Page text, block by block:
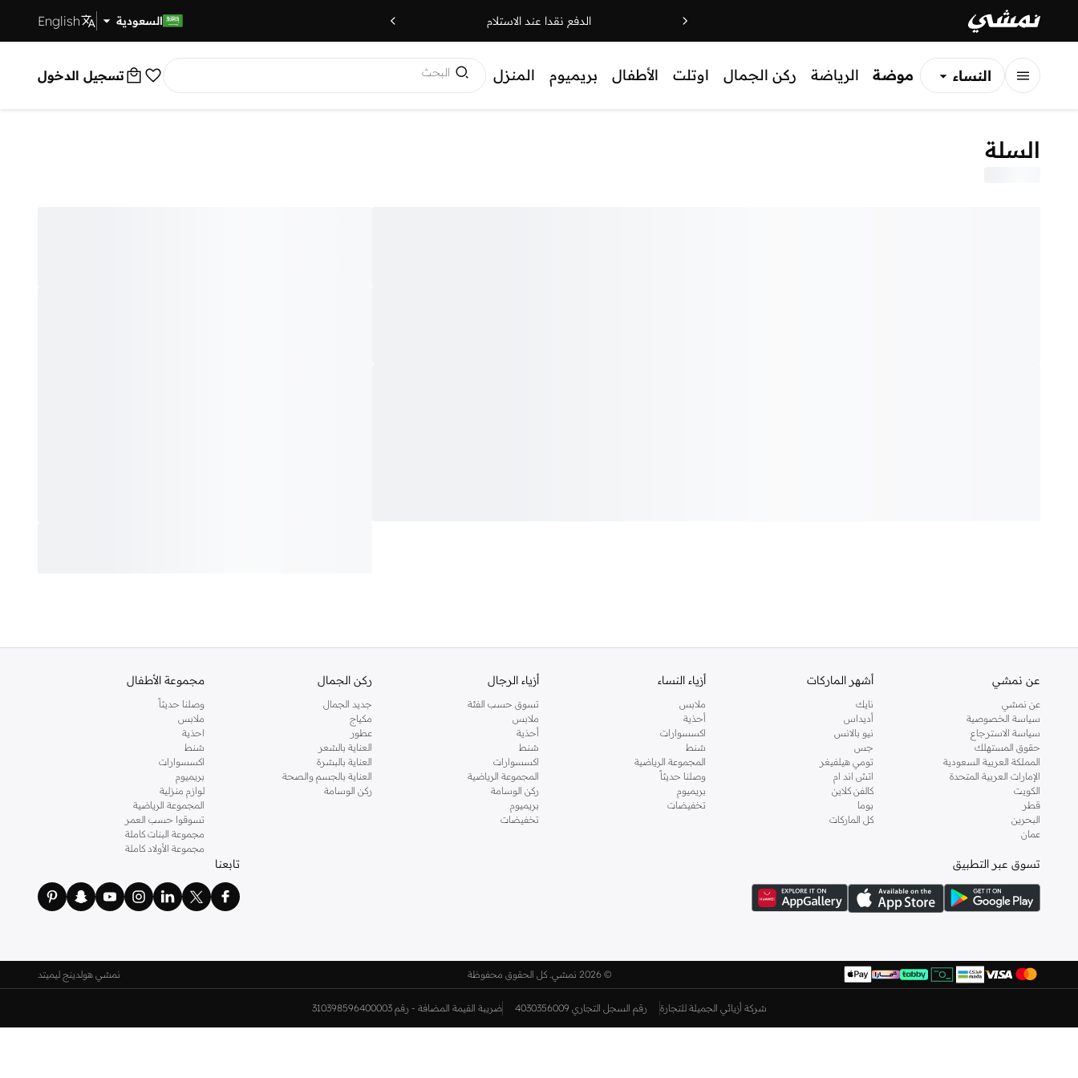
الدفع نقدا عند الاستلام توصيل سريع السعودية English
النساء
الأطفال
موضة الرياضة ركن الجمال اوتلت الأطفال بريميوم المنزل البحث تسجيل الدخول
السلة
عن نمشي
عن نمشي
سياسة الخصوصية
سياسة الاسترجاع
حقوق المستهلك
المملكة العربية السعودية
الإمارات العربية المتحدة
الكويت
قطر
البحرين
عمان
أشهر الماركات
نايك
أديداس
نيو بالانس
جس
تومي هيلفيغر
اتش اند ام
كالفن كلاين
بوما
كل الماركات
أزياء النساء
ملابس
أحذية
اكسسوارات
شنط
المجموعة الرياضية
وصلنا حديثاً
بريميوم
تخفيضات
أزياء الرجال
تسوق حسب الفئة
ملابس
أحذية
شنط
اكسسوارات
المجموعة الرياضية
ركن الوسامة
بريميوم
تخفيضات
ركن الجمال
جديد الجمال
مكياج
عطور
العناية بالشعر
العناية بالبشرة
العناية بالجسم والصحة
ركن الوسامة
مجموعة الأطفال
وصلنا حديثاً
ملابس
احذية
شنط
اكسسوارات
بريميوم
لوازم منزلية
المجموعة الرياضية
تسوقوا حسب العمر
مجموعة البنات كاملة
مجموعة الأولاد كاملة
تسوق عبر التطبيق تابعنا
© 2026 نمشي. كل الحقوق محفوظة نمشي هولدينج ليميتد
شركة أزيائي الجميلة للتجارة رقم السجل التجاري 4030356009 ضريبة القيمة المضافة - رقم 310398596400003